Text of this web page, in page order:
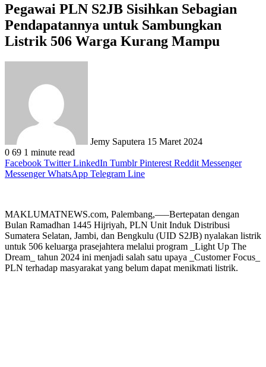
Pegawai PLN S2JB Sisihkan Sebagian
Pendapatannya untuk Sambungkan
Listrik 506 Warga Kurang Mampu
Jemy Saputera 15 Maret 2024
0 69 1 minute read
Facebook Twitter LinkedIn Tumblr Pinterest Reddit Messenger
Messenger WhatsApp Telegram Line
MAKLUMATNEWS.com, Palembang,—–Bertepatan dengan
Bulan Ramadhan 1445 Hijriyah, PLN Unit Induk Distribusi
Sumatera Selatan, Jambi, dan Bengkulu (UID S2JB) nyalakan listrik
untuk 506 keluarga prasejahtera melalui program _Light Up The
Dream_ tahun 2024 ini menjadi salah satu upaya _Customer Focus_
PLN terhadap masyarakat yang belum dapat menikmati listrik.